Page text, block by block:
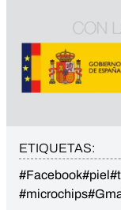
ETIQUETAS:
#Facebook#piel
#microchips